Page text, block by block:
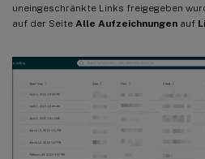
uneingeschränkte Links freigegeben
auf der Seite Alle Aufzeichnungen auf